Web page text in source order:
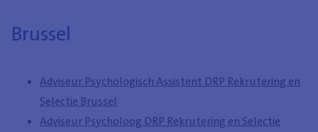
Brussel
Adviseur Psychologisch Assistent DRP Rekrutering en
Selectie Brussel
Adviseur Psycholoog DRP Rekrutering en Selectie